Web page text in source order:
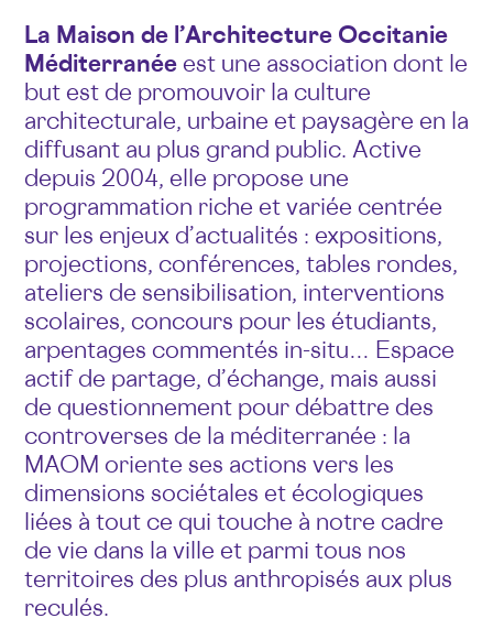
La Maison de l’Architecture Occitanie
Méditerranée est une association dont le
but est de promouvoir la culture
architecturale, urbaine et paysagère en la
diffusant au plus grand public. Active
depuis 2004, elle propose une
programmation riche et variée centrée
sur les enjeux d’actualités : expositions,
projections, conférences, tables rondes,
ateliers de sensibilisation, interventions
scolaires, concours pour les étudiants,
arpentages commentés in-situ… Espace
actif de partage, d’échange, mais aussi
de questionnement pour débattre des
controverses de la méditerranée : la
MAOM oriente ses actions vers les
dimensions sociétales et écologiques
liées à tout ce qui touche à notre cadre
de vie dans la ville et parmi tous nos
territoires des plus anthropisés aux plus
reculés.